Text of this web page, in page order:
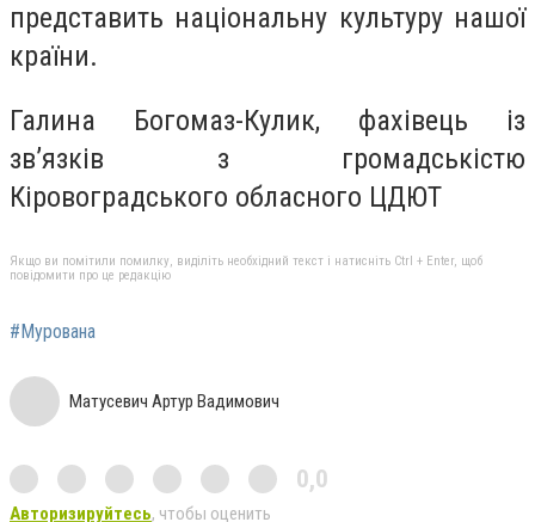
представить національну культуру нашої
країни.
Галина Богомаз-Кулик, фахівець із
зв’язків з громадськістю
Кіровоградського обласного ЦДЮТ
Якщо ви помітили помилку, виділіть необхідний текст і натисніть Ctrl + Enter, щоб
повідомити про це редакцію
#Мурована
Матусевич Артур Вадимович
0,0
Авторизируйтесь, чтобы оценить